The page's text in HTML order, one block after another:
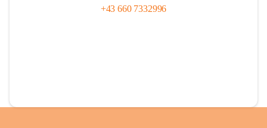
+43 660 7332996